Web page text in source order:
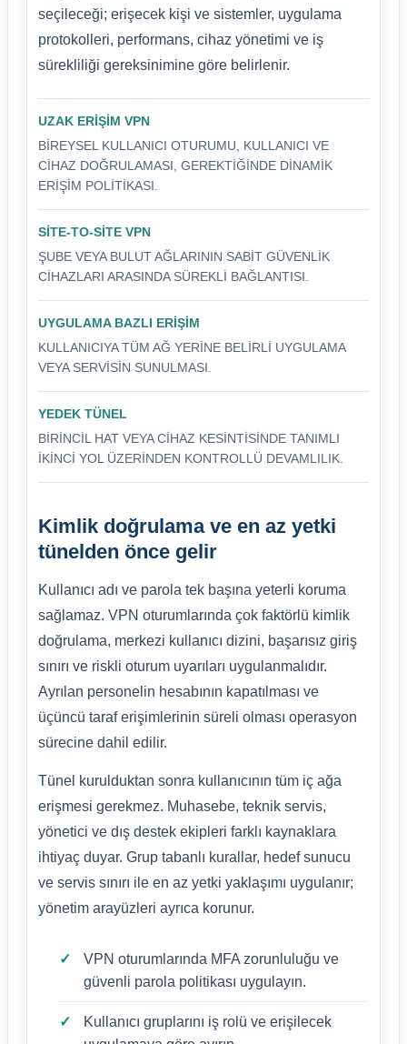
seçileceği; erişecek kişi ve sistemler, uygulama
protokolleri, performans, cihaz yönetimi ve iş
sürekliliği gereksinimine göre belirlenir.
UZAK ERIŞIM VPN
BIREYSEL KULLANICI OTURUMU, KULLANICI VE
CIHAZ DOĞRULAMASI, GEREKTIĞINDE DINAMIK
ERIŞIM POLITIKASI.
SITE-TO-SITE VPN
ŞUBE VEYA BULUT AĞLARININ SABIT GÜVENLIK
CIHAZLARI ARASINDA SÜREKLI BAĞLANTISI.
UYGULAMA BAZLI ERIŞIM
KULLANICIYA TÜM AĞ YERINE BELIRLI UYGULAMA
VEYA SERVISIN SUNULMASI.
YEDEK TÜNEL
BIRINCIL HAT VEYA CIHAZ KESINTISINDE TANIMLI
IKINCI YOL ÜZERINDEN KONTROLLÜ DEVAMLILIK.
Kimlik doğrulama ve en az yetki
tünelden önce gelir
Kullanıcı adı ve parola tek başına yeterli koruma
sağlamaz. VPN oturumlarında çok faktörlü kimlik
doğrulama, merkezi kullanıcı dizini, başarısız giriş
sınırı ve riskli oturum uyarıları uygulanmalıdır.
Ayrılan personelin hesabının kapatılması ve
üçüncü taraf erişimlerinin süreli olması operasyon
sürecine dahil edilir.
Tünel kurulduktan sonra kullanıcının tüm iç ağa
erişmesi gerekmez. Muhasebe, teknik servis,
yönetici ve dış destek ekipleri farklı kaynaklara
ihtiyaç duyar. Grup tabanlı kurallar, hedef sunucu
ve servis sınırı ile en az yetki yaklaşımı uygulanır;
yönetim arayüzleri ayrıca korunur.
VPN oturumlarında MFA zorunluluğu ve
güvenli parola politikası uygulayın.
Kullanıcı gruplarını iş rolü ve erişilecek